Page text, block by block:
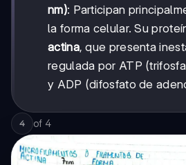
nm): Participan
la forma celular. Su
actina, que presenta
regulada por ATP
y ADP (difosfato de
4 of 4